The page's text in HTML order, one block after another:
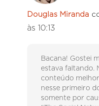
Douglas Miranda
às 10:13
Bacana! Gostei
estava faltando.
conteúdo
nesse primeiro
somente por